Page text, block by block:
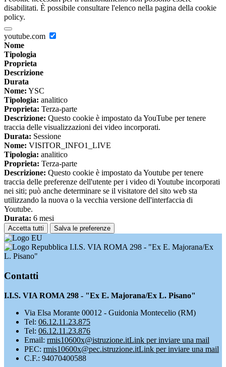
disabilitati. È possibile consultare l'elenco nella pagina della cookie
policy.
youtube.com
Nome
Tipologia
Proprieta
Descrizione
Durata
Nome: YSC
Tipologia: analitico
Proprieta: Terza-parte
Descrizione: Questo cookie è impostato da YouTube per tenere
traccia delle visualizzazioni dei video incorporati.
Durata: Sessione
Nome: VISITOR_INFO1_LIVE
Tipologia: analitico
Proprieta: Terza-parte
Descrizione: Questo cookie è impostato da Youtube per tenere
traccia delle preferenze dell'utente per i video di Youtube incorporati
nei siti; può anche determinare se il visitatore del sito web sta
utilizzando la nuova o la vecchia versione dell'interfaccia di
Youtube.
Durata: 6 mesi
Accetta tutti Salva le preferenze
I.I.S. VIA ROMA 298 - "Ex E. Majorana/Ex
L. Pisano"
Contatti
I.I.S. VIA ROMA 298 - "Ex E. Majorana/Ex L. Pisano"
Via Elsa Morante 00012 - Guidonia Montecelio (RM)
Tel: 06.12.11.23.875
Tel: 06.12.11.23.876
Email: rmis10600x@istruzione.itLink per inviare una mail
PEC: rmis10600x@pec.istruzione.itLink per inviare una mail
C.F.: 94070400588